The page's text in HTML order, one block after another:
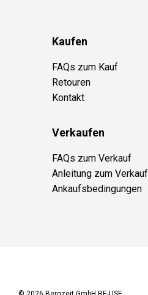
Kaufen
FAQs zum Kauf
Retouren
Kontakt
Verkaufen
FAQs zum Verkauf
Anleitung zum Verkauf
Ankaufsbedingungen